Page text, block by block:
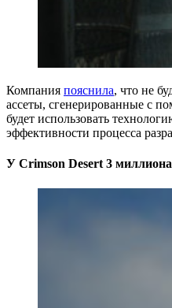
Компания пояснила, что не
ассеты, сгенерированные с
будет использовать
эффективности процесса
У Crimson Desert 3